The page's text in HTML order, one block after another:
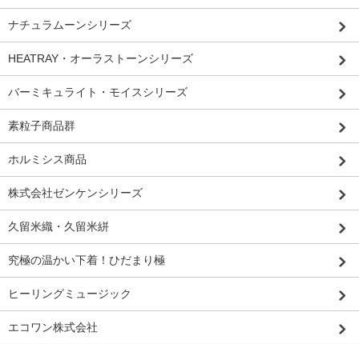
ナチュラムーンシリーズ
HEATRAY・オーラストーンシリーズ
バーミキュライト・モイスシリーズ
素粒子商品群
ホルミシス商品
株式会社ゼンケンシリーズ
久留米織・久留米絣
究極の温かい下着！ひだまり極
ヒーリングミュージック
エコワン株式会社